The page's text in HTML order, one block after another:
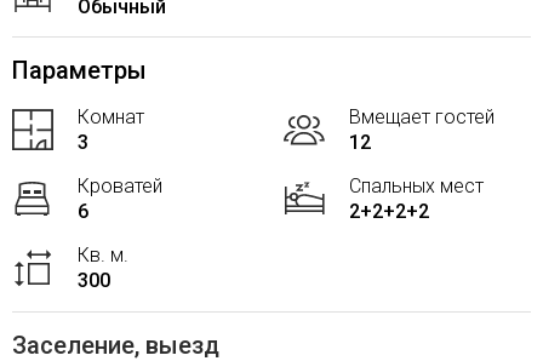
Обычный
Параметры
Комнат
3
Вмещает гостей
12
Кроватей
6
Спальных мест
2+2+2+2
Кв. м.
300
Заселение, выезд